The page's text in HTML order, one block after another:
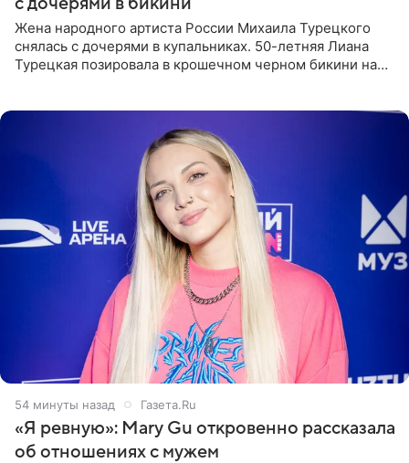
Жена народного артиста России Михаила Турецкого
снялась с дочерями в купальниках. 50-летняя Лиана
Турецкая позировала в крошечном черном бикини на
54 минуты назад Газета.Ru
«Я ревную»: Mary Gu откровенно рассказала
об отношениях с мужем